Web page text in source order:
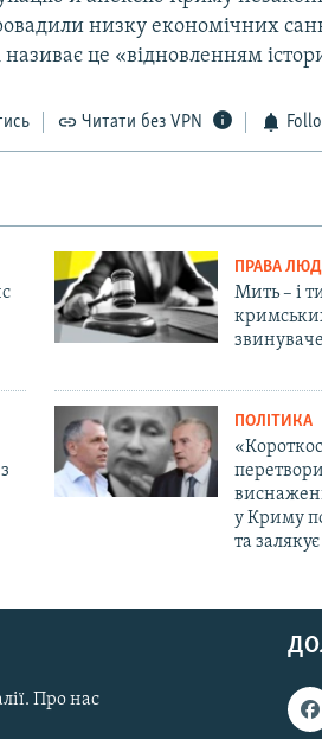
низку економічних
називає це «відновленням
Читати без VPN
ПРАВА
Мить – і
ПОЛІТИКА
у Криму
та
Про нас